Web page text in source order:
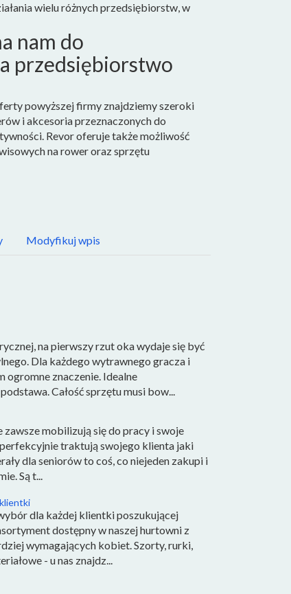
wielu różnych przedsiębiorstw, w
nam do
przedsiębiorstwo
powyższej firmy znajdziemy szeroki
i akcesoria przeznaczonych do
Revor oferuje także możliwość
na rower oraz sprzętu
Modyfikuj wpis
na pierwszy rzut oka wydaje się być
Dla każdego wytrawnego gracza i
ogromne znaczenie. Idealne
Całość sprzętu musi bow...
mobilizują się do pracy i swoje
traktują swojego klienta jaki
dla seniorów to coś, co niejeden zakupi i
Są t...
dla każdej klientki poszukującej
dostępny w naszej hurtowni z
wymagających kobiet. Szorty, rurki,
- u nas znajdz...